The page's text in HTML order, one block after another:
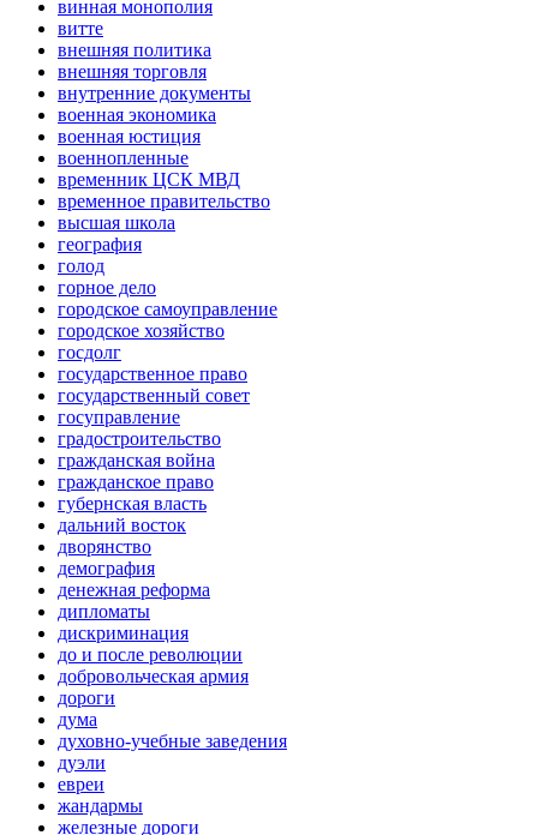
винная монополия
витте
внешняя политика
внешняя торговля
внутренние документы
военная экономика
военная юстиция
военнопленные
временник ЦСК МВД
временное правительство
высшая школа
география
голод
горное дело
городское самоуправление
городское хозяйство
госдолг
государственное право
государственный совет
госуправление
градостроительство
гражданская война
гражданское право
губернская власть
дальний восток
дворянство
демография
денежная реформа
дипломаты
дискриминация
до и после революции
добровольческая армия
дороги
дума
духовно-учебные заведения
дуэли
евреи
жандармы
железные дороги